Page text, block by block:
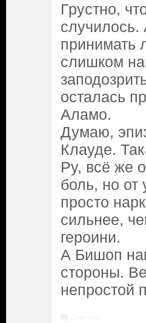
Грустно,
принимать
слишком
осталась
Аламо.
Думаю,
Клауде.
Ру, всё же
боль, но от
просто
сильнее,
героини.
А Бишоп
стороны.
непростой